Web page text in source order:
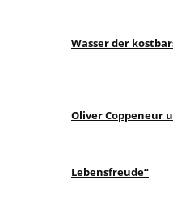
Wasser der
Oliver Coppeneur
Lebensfreude“